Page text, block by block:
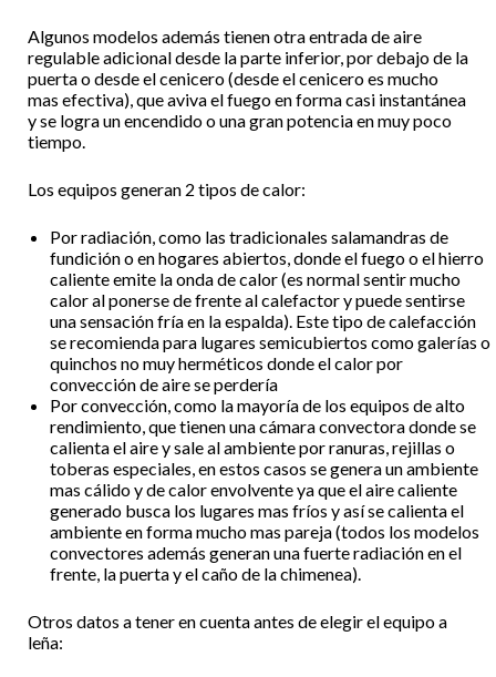
Algunos modelos además tienen otra entrada de aire
regulable adicional desde la parte inferior, por debajo de la
puerta o desde el cenicero (desde el cenicero es mucho
mas efectiva), que aviva el fuego en forma casi instantánea
y se logra un encendido o una gran potencia en muy poco
tiempo.
Los equipos generan 2 tipos de calor:
Por radiación, como las tradicionales salamandras de
fundición o en hogares abiertos, donde el fuego o el hierro
caliente emite la onda de calor (es normal sentir mucho
calor al ponerse de frente al calefactor y puede sentirse
una sensación fría en la espalda). Este tipo de calefacción
se recomienda para lugares semicubiertos como galerías o
quinchos no muy herméticos donde el calor por
convección de aire se perdería
Por convección, como la mayoría de los equipos de alto
rendimiento, que tienen una cámara convectora donde se
calienta el aire y sale al ambiente por ranuras, rejillas o
toberas especiales, en estos casos se genera un ambiente
mas cálido y de calor envolvente ya que el aire caliente
generado busca los lugares mas fríos y así se calienta el
ambiente en forma mucho mas pareja (todos los modelos
convectores además generan una fuerte radiación en el
frente, la puerta y el caño de la chimenea).
Otros datos a tener en cuenta antes de elegir el equipo a
leña: